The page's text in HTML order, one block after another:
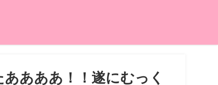
あああ！！遂にむっく